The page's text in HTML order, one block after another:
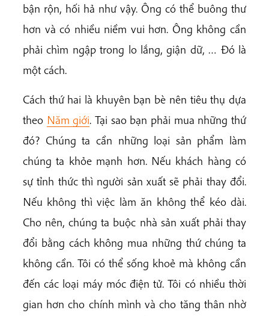
bận rộn, hối hả như vậy. Ông có thể buông thư
hơn và có nhiều niềm vui hơn. Ông không cần
phải chìm ngập trong lo lắng, giận dữ, … Đó là
một cách.
Cách thứ hai là khuyên bạn bè nên tiêu thụ dựa
theo Năm giới. Tại sao bạn phải mua những thứ
đó? Chúng ta cần những loại sản phẩm làm
chúng ta khỏe mạnh hơn. Nếu khách hàng có
sự tỉnh thức thì người sản xuất sẽ phải thay đổi.
Nếu không thì việc làm ăn không thể kéo dài.
Cho nên, chúng ta buộc nhà sản xuất phải thay
đổi bằng cách không mua những thứ chúng ta
không cần. Tôi có thể sống khoẻ mà không cần
đến các loại máy móc điện tử. Tôi có nhiều thời
gian hơn cho chính mình và cho tăng thân nhờ